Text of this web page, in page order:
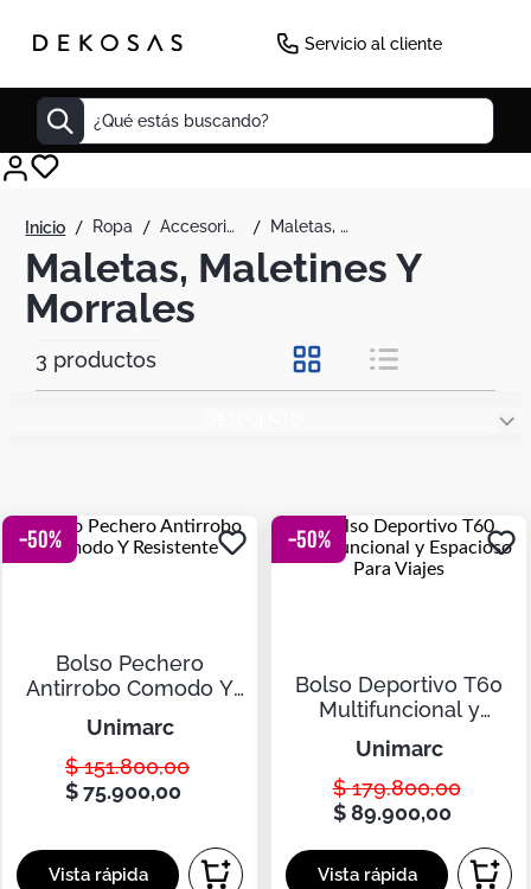
Servicio al cliente
¿Qué estás buscando?
ropa accesorios de moda maletas, maletines y morrales
Maletas, Maletines Y
Morrales
3 productos
-50%
Bolso Pechero
Antirrobo Comodo Y
Resistente
unimarc
$ 151.800,00
$75.900,00
-50%
Bolso Deportivo T60
Multifuncional y
Espacioso Para Viajes
unimarc
$ 179.800,00
$89.900,00
Tapete
Cabecero
Lamparas
Botas